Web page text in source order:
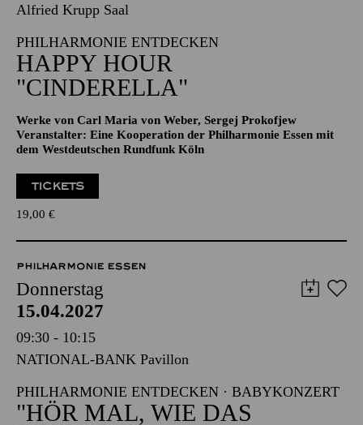
14.04.2027
19:00 - 20:00
Alfried Krupp Saal
PHILHARMONIE ENTDECKEN
HAPPY HOUR
"CINDERELLA"
Veranstalter: Eine Kooperation der Philharmonie Essen mit
dem Westdeutschen Rundfunk Köln
19,00€
PHILHARMONIE ESSEN
Donnerstag
15.04.2027
09:30 - 10:15
NATIONAL-BANK Pavillon